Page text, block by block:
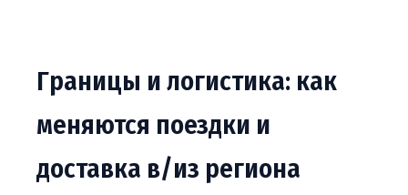
Границы и логистика: как
меняются поездки и
доставка в/из региона